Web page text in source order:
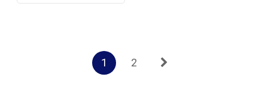
1 2